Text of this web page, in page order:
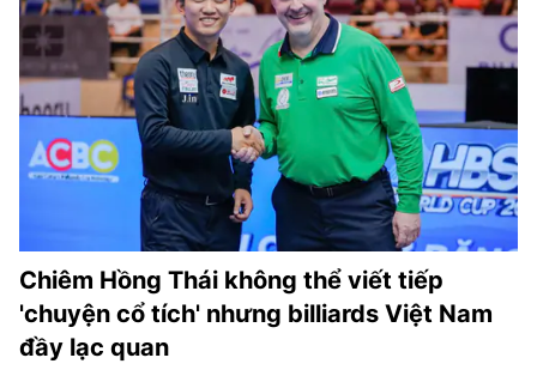
Chiêm Hồng Thái không thể viết tiếp
'chuyện cổ tích' nhưng billiards Việt Nam
đầy lạc quan